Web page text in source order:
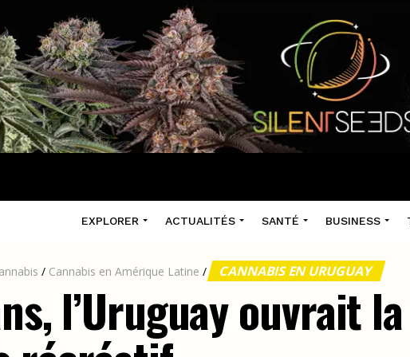
EXPLORER ACTUALITÉS SANTÉ BUSINESS
/ Cannabis en Amérique Latine / CANNABIS EN URUGUAY
l’Uruguay ouvrait